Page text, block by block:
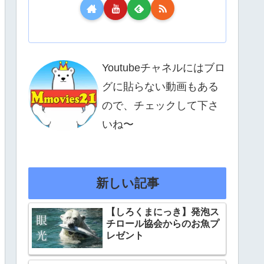
Youtubeチャネルにはブロ
グに貼らない動画もある
ので、チェックして下さ
いね〜
新しい記事
【しろくまにっき】発泡ス
チロール協会からのお魚プ
レゼント